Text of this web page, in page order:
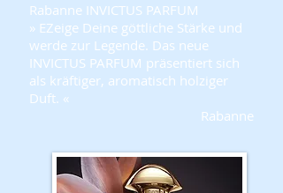
Rabanne INVICTUS PARFUM
» EZeige Deine göttliche Stärke und
werde zur Legende. Das neue
INVICTUS PARFUM präsentiert sich
als kräftiger, aromatisch holziger
Duft. «
Rabanne